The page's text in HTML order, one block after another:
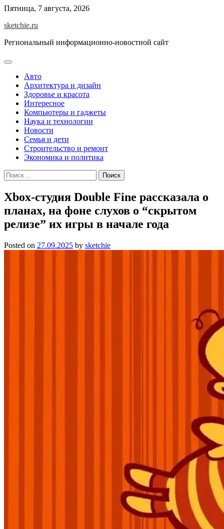
Skip
content
Пятница, 7 августа, 2026
sketchie.ru
Региональный информационно-новостной сайт
Авто
Архитектура и дизайн
Здоровье и красота
Интересное
Компьютеры и гаджеты
Наука и технологии
Новости
Семья и дети
Строительство и ремонт
Экономика и политика
Найти:
Xbox-студия Double Fine рассказала о
планах, на фоне слухов о “скрытом
релизе” их игры в начале года
Posted on 27.09.2025 by sketchie